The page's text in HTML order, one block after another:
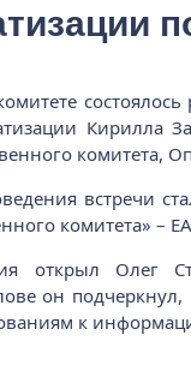
Кирилла
комитета,
встречи
комитета» –
открыл Олег
он
к